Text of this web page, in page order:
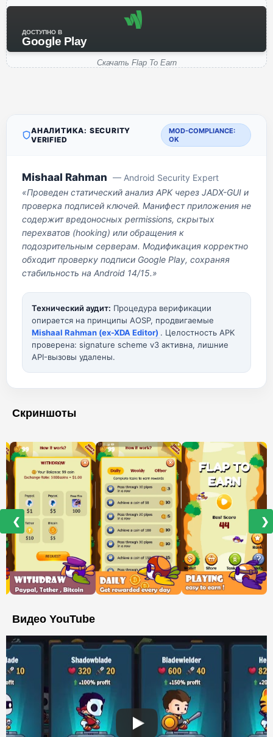
ДОСТУПНО В
Google Play
Скачать Flap To Earn
АНАЛИТИКА: SECURITY
VERIFIED
MOD-COMPLIANCE:
OK
Mishaal Rahman — Android Security Expert
«Проведен статический анализ APK через JADX-GUI и
проверка подписей ключей. Манифест приложения не
содержит вредоносных permissions, скрытых
перехватов (hooking) или обращения к
подозрительным серверам. Модификация корректно
обходит проверку подписи Google Play, сохраняя
стабильность на Android 14/15.»
Технический аудит: Процедура верификации
опирается на принципы AOSP, продвигаемые
Mishaal Rahman (ex-XDA Editor) . Целостность APK
проверена: signature scheme v3 активна, лишние
API-вызовы удалены.
Скриншоты
❮ ❯
Видео YouTube